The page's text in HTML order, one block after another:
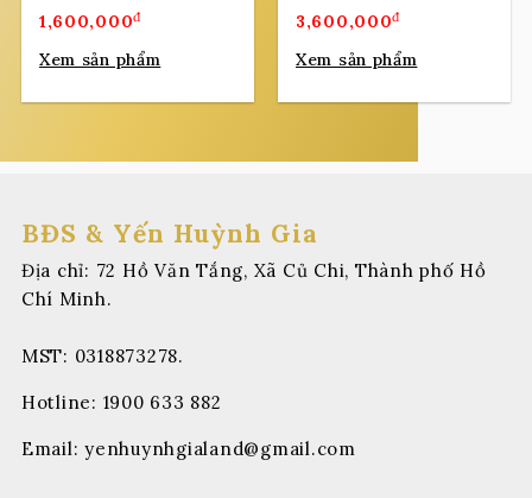
1,600,000đ
Xem sản phẩm
3,600,000đ
Xem sản phẩm
BĐS & Yến Huỳnh Gia
Địa chỉ: 72 Hồ Văn Tắng, Xã Củ Chi, Thành phố Hồ
Chí Minh.
MST: 0318873278.
Hotline: 1900 633 882
Email:yenhuynhgialand@gmail.com